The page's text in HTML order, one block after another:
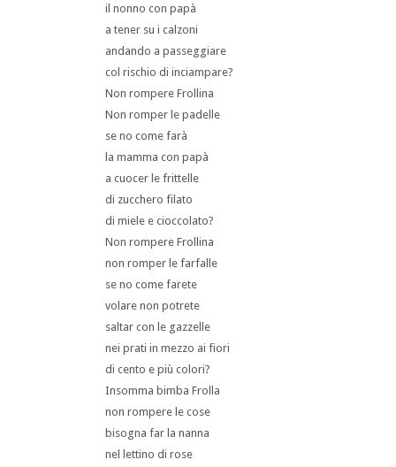
il nonno con papà
a tener su i calzoni
andando a passeggiare
col rischio di inciampare?
Non rompere Frollina
Non romper le padelle
se no come farà
la mamma con papà
a cuocer le frittelle
di zucchero filato
di miele e cioccolato?
Non rompere Frollina
non romper le farfalle
se no come farete
volare non potrete
saltar con le gazzelle
nei prati in mezzo ai fiori
di cento e più colori?
Insomma bimba Frolla
non rompere le cose
bisogna far la nanna
nel lettino di rose